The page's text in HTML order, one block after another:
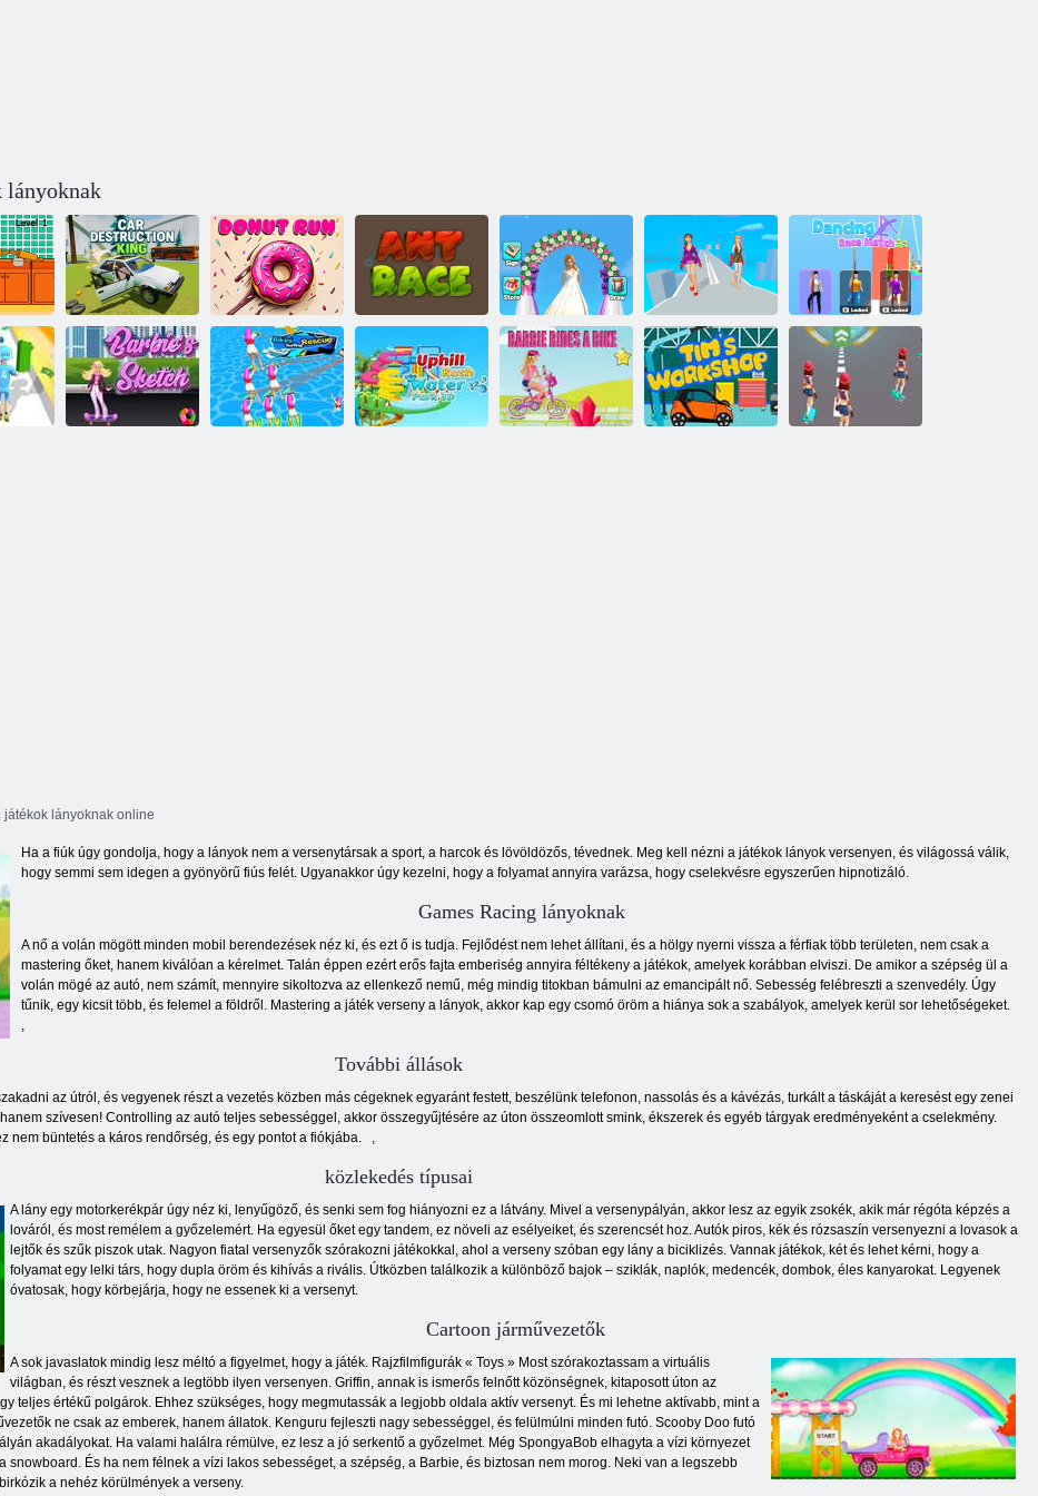
lányoknak
Autópusztító
király
Fánkfutás Hangya verseny
Hídverseny
esküvői mester
Divatcsata
Táncverseny
mérkőzés
játékok lányoknak online
Ha a fiúk úgy gondolja, hogy a lányok nem a versenytársak a sport, a harcok és lövöldözős, tévednek. Meg kell nézni a játékok lányok versenyen, és világossá válik,
hogy semmi sem idegen a gyönyörű fiús felét. Ugyanakkor úgy kezelni, hogy a folyamat annyira varázsa, hogy cselekvésre egyszerűen hipnotizáló.
Games Racing lányoknak
A nő a volán mögött minden mobil berendezések néz ki, és ezt ő is tudja. Fejlődést nem lehet állítani, és a hölgy nyerni vissza a férfiak több területen, nem csak a
mastering őket, hanem kiválóan a kérelmet. Talán éppen ezért erős fajta emberiség annyira féltékeny a játékok, amelyek korábban elviszi. De amikor a szépség ül a
volán mögé az autó, nem számít, mennyire sikoltozva az ellenkező nemű, még mindig titokban bámulni az emancipált nő. Sebesség felébreszti a szenvedély. Úgy
tűnik, egy kicsit több, és felemel a földről. Mastering a játék verseny a lányok, akkor kap egy csomó öröm a hiánya sok a szabályok, amelyek kerül sor lehetőségeket.
,
További állások
az útról, és vegyenek részt a vezetés közben más cégeknek egyaránt festett, beszélünk telefonon, nassolás és a kávézás, turkált a táskáját a keresést egy zenei
szívesen! Controlling az autó teljes sebességgel, akkor összegyűjtésére az úton összeomlott smink, ékszerek és egyéb tárgyak eredményeként a cselekmény.
nem büntetés a káros rendőrség, és egy pontot a fiókjába.
,
közlekedés típusai
A lány egy motorkerékpár úgy néz ki, lenyűgöző, és senki sem fog hiányozni ez a látvány. Mivel a versenypályán, akkor lesz az egyik zsokék, akik már régóta képzés a
lováról, és most remélem a győzelemért. Ha egyesül őket egy tandem, ez növeli az esélyeiket, és szerencsét hoz. Autók piros, kék és rózsaszín versenyezni a lovasok a
lejtők és szűk piszok utak. Nagyon fiatal versenyzők szórakozni játékokkal, ahol a verseny szóban egy lány a biciklizés. Vannak játékok, két és lehet kérni, hogy a
folyamat egy lelki társ, hogy dupla öröm és kihívás a rivális. Útközben találkozik a különböző bajok – sziklák, naplók, medencék, dombok, éles kanyarokat. Legyenek
óvatosak, hogy körbejárja, hogy ne essenek ki a versenyt.
Cartoon járművezetők
A sok javaslatok mindig lesz méltó a figyelmet, hogy a játék. Rajzfilmfigurák « Toys » Most szórakoztassam a virtuális
világban, és részt vesznek a legtöbb ilyen versenyen. Griffin, annak is ismerős felnőtt közönségnek, kitaposott úton az
teljes értékű polgárok. Ehhez szükséges, hogy megmutassák a legjobb oldala aktív versenyt. És mi lehetne aktívabb, mint a
ne csak az emberek, hanem állatok. Kenguru fejleszti nagy sebességgel, és felülmúlni minden futó. Scooby Doo futó
akadályokat. Ha valami halálra rémülve, ez lesz a jó serkentő a győzelmet. Még SpongyaBob elhagyta a vízi környezet
snowboard. És ha nem félnek a vízi lakos sebességet, a szépség, a Barbie, és biztosan nem morog. Neki van a legszebb
a nehéz körülmények a verseny.